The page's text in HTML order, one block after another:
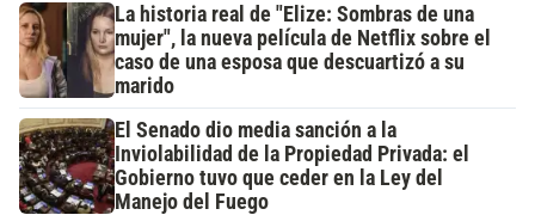
La historia real de "Elize: Sombras de una
mujer", la nueva película de Netflix sobre el
caso de una esposa que descuartizó a su
marido
El Senado dio media sanción a la
Inviolabilidad de la Propiedad Privada: el
Gobierno tuvo que ceder en la Ley del
Manejo del Fuego